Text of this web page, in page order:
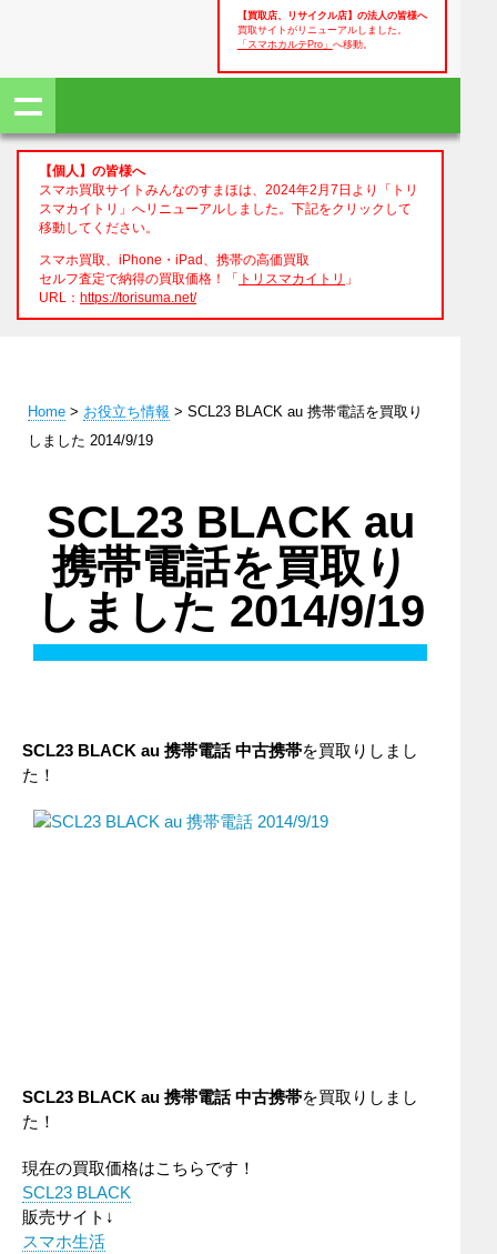
【買取店、リサイクル店】の法人の皆様へ
買取サイトがリニューアルしました。
「スマホカルテPro」 へ移動。
【個人】の皆様へ
スマホ買取サイトみんなのすまほは、2024年2月7日より「トリ
スマカイトリ」へリニューアルしました。下記をクリックして
移動してください。
スマホ買取、iPhone・iPad、携帯の高価買取
セルフ査定で納得の買取価格！「 トリスマカイトリ 」
URL： https://torisuma.net/
Home > お役立ち情報 > SCL23 BLACK au 携帯電話を買取り
しました 2014/9/19
SCL23 BLACK au
携帯電話を買取り
しました 2014/9/19
SCL23 BLACK au 携帯電話 中古携帯を買取りしまし
た！
SCL23 BLACK au 携帯電話 中古携帯を買取りしまし
た！
現在の買取価格はこちらです！
SCL23 BLACK
販売サイト↓
スマホ生活